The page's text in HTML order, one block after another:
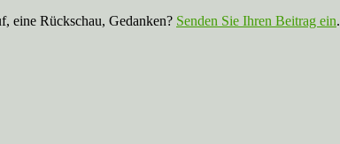
eine Rückschau, Gedanken? Senden Sie Ihren Beitrag ein.